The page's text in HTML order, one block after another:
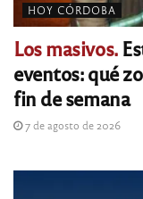
HOY CÓRDOBA
Los masivos.
eventos: qué
fin de semana
7 de agosto de 2026